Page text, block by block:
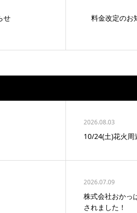
せ 料金改定のお
2026.08.03
10/24(土)花火周
2026.07.09
株式会社おかっ
されました！